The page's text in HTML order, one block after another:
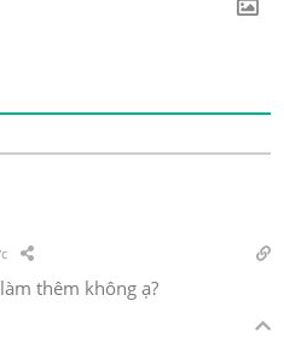
thêm không ạ?